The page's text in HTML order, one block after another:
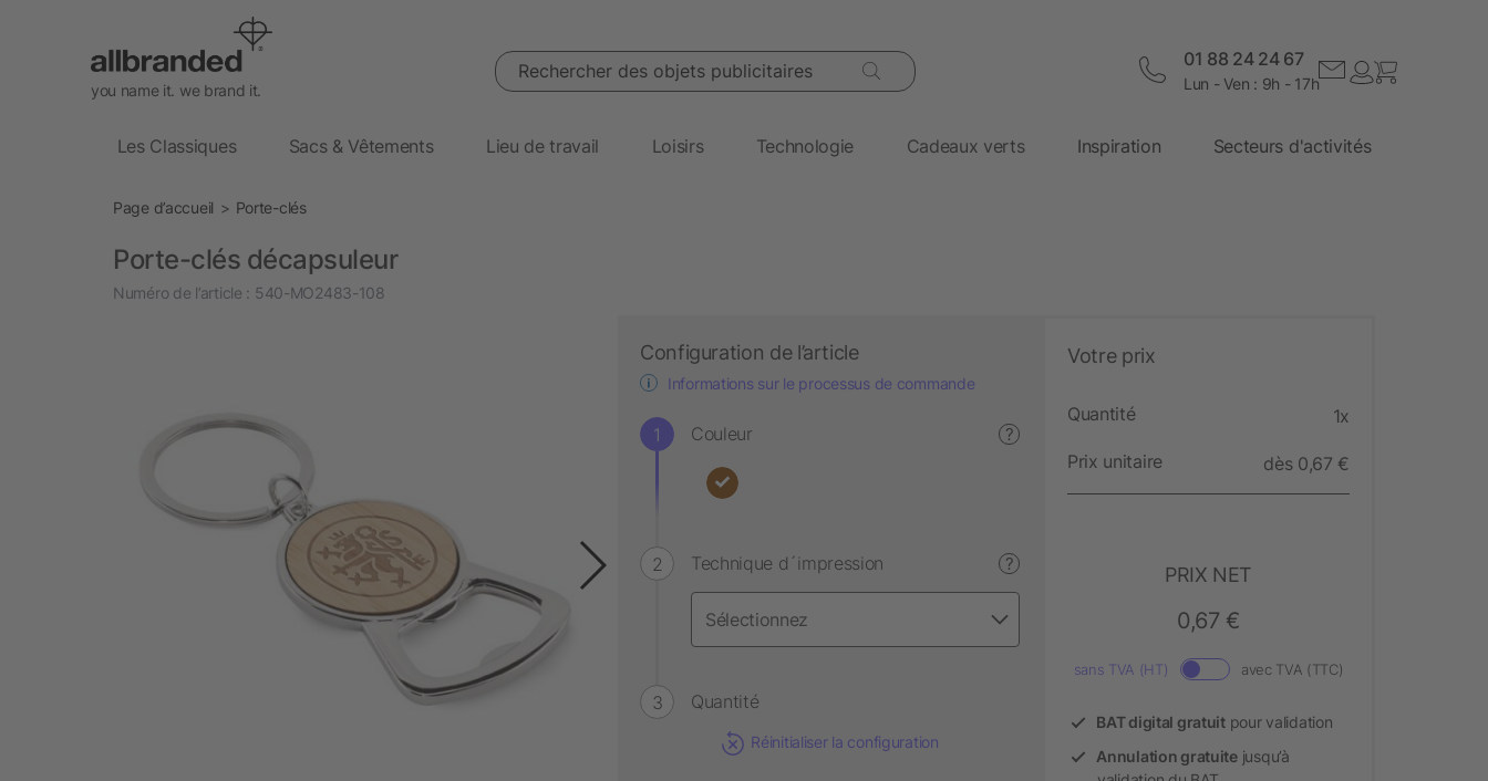
you name it. we brand it.
Rechercher des objets publicitaires 01 88 24 24 67
Lun - Ven : 9h - 17h
Les Classiques Sacs & Vêtements Lieu de travail Loisirs Technologie Cadeaux verts Inspiration Secteurs d'activités
Page d’accueil Porte-clés
Porte-clés décapsuleur
Numéro de l’article : 540-MO2483-108
Configuration de l’article
Informations sur le processus de commande
Couleur ?
Technique d´impression ?
Quantité
Réinitialiser la configuration
Votre prix
Quantité 1x
Prix unitaire dès 0,67 €
PRIX NET
0,67 €
sans TVA (HT) avec TVA (TTC)
BAT digital gratuitpour validation
Annulation gratuitejusqu’à